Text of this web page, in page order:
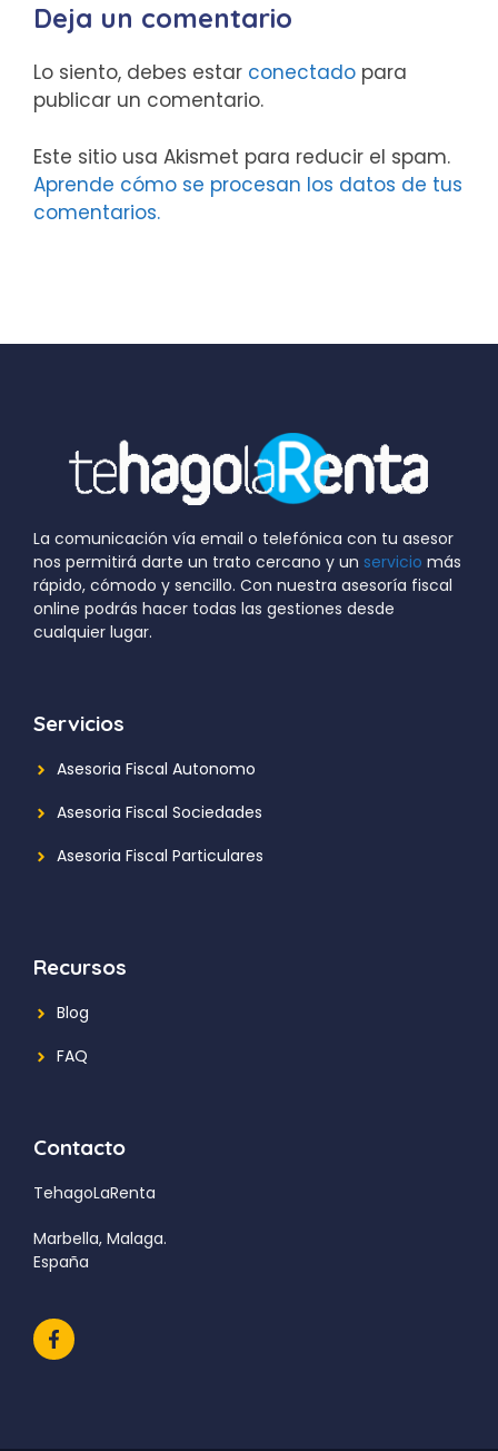
Deja un comentario
Lo siento, debes estar conectado para
publicar un comentario.
Este sitio usa Akismet para reducir el spam.
Aprende cómo se procesan los datos de tus
comentarios.
La comunicación vía email o telefónica con tu asesor
nos permitirá darte un trato cercano y un servicio más
rápido, cómodo y sencillo. Con nuestra asesoría fiscal
online podrás hacer todas las gestiones desde
cualquier lugar.
Servicios
Asesoria Fiscal Autonomo
Asesoria Fiscal Sociedades
Asesoria Fiscal Particulares
Recursos
Blog
FAQ
Contacto
TehagoLaRenta
Marbella, Malaga.
España